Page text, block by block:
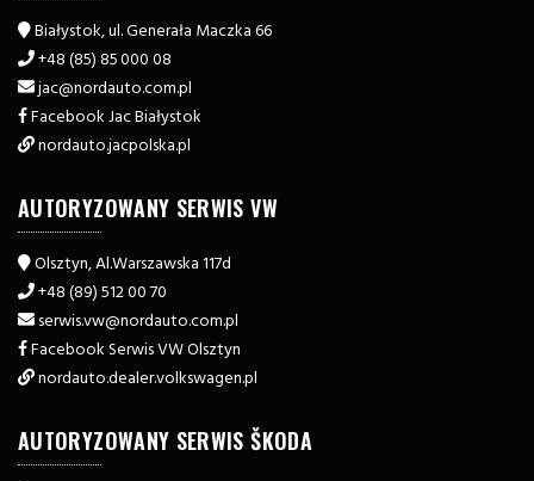
Białystok, ul. Generała Maczka 66
+48 (85) 85 000 08
jac​@nordauto.com.pl
Facebook Jac Białystok
nordauto.jacpolska.pl
AUTORYZOWANY SERWIS VW
Olsztyn, Al.Warszawska 117d
+48 (89) 512 00 70
serwis.vw​@nordauto.com.pl
Facebook Serwis VW Olsztyn
nordauto.dealer.volkswagen.pl
AUTORYZOWANY SERWIS ŠKODA